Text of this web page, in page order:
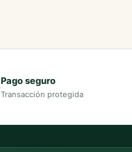
Pago seguro
Transacción protegida